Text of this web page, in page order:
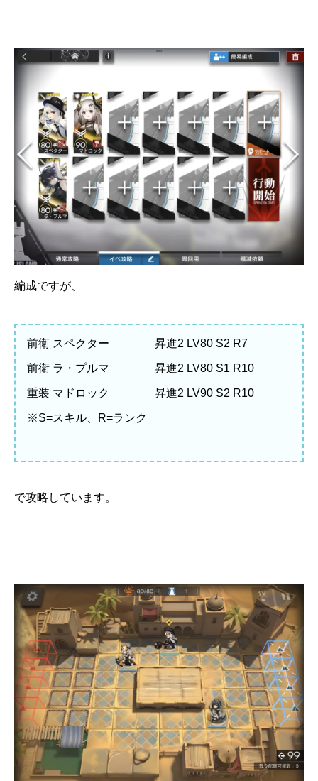
編成ですが、
前衛 スペクター 昇進2 LV80 S2 R7
前衛 ラ・プルマ 昇進2 LV80 S1 R10
重装 マドロック 昇進2 LV90 S2 R10
※S=スキル、R=ランク
で攻略しています。